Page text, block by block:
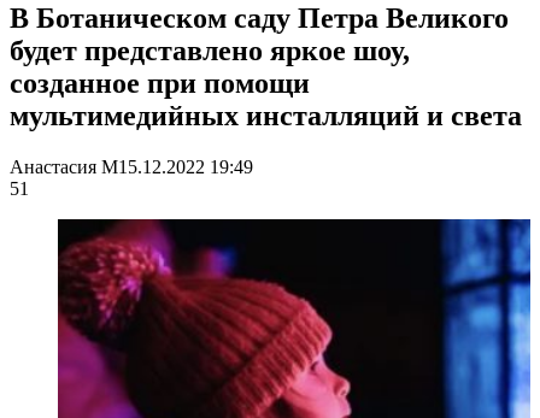
В Ботаническом саду Петра Великого
будет представлено яркое шоу,
созданное при помощи
мультимедийных инсталляций и света
Анастасия М15.12.2022 19:49
51